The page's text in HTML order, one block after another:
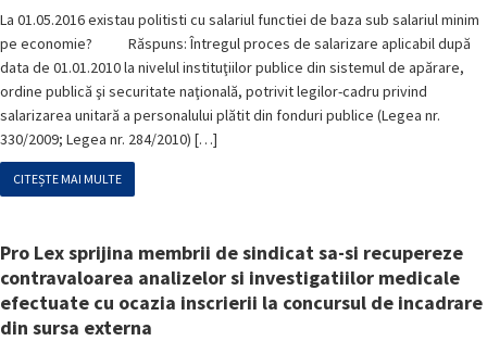
La 01.05.2016 existau politisti cu salariul functiei de baza sub salariul minim
pe economie? Răspuns: Întregul proces de salarizare aplicabil după
data de 01.01.2010 la nivelul instituţiilor publice din sistemul de apărare,
ordine publică şi securitate naţională, potrivit legilor-cadru privind
salarizarea unitară a personalului plătit din fonduri publice (Legea nr.
330/2009; Legea nr. 284/2010) […]
CITEȘTE MAI MULTE
Pro Lex sprijina membrii de sindicat sa-si recupereze
contravaloarea analizelor si investigatiilor medicale
efectuate cu ocazia inscrierii la concursul de incadrare
din sursa externa